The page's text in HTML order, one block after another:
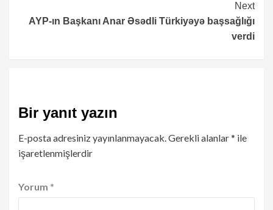
Next
AYP-ın Başkanı Anar Əsədli Türkiyəyə başsağlığı
verdi
Bir yanıt yazın
E-posta adresiniz yayınlanmayacak.Gerekli alanlar* ile
işaretlenmişlerdir
Yorum *